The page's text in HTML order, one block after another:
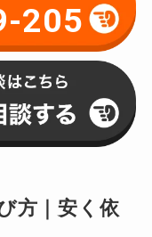
205
方｜安く依